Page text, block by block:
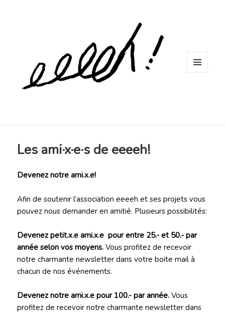
Les ami·x·e·s de eeeeh!
Devenez notre ami.x.e!
Afin de soutenir l’association eeeeh et ses projets vous
pouvez nous demander en amitié. Plusieurs possibilités:
Devenez petit.x.e ami.x.e pour entre 25.- et 50.- par
année selon vos moyens. Vous profitez de recevoir
notre charmante newsletter dans votre boite mail à
chacun de nos événements.
Devenez notre ami.x.e pour 100.- par année. Vous
profitez de recevoir notre charmante newsletter dans